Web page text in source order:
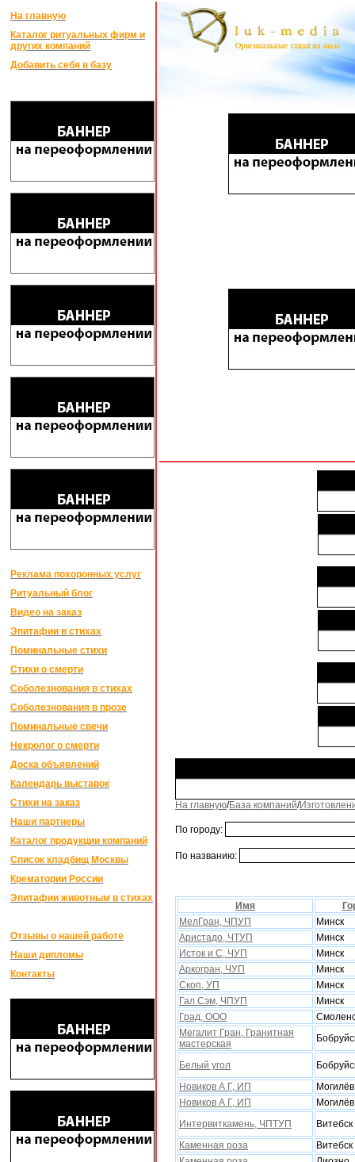
На главную
Каталог ритуальных фирм и
других компаний
Добавить себя в базу
Реклама похоронных услуг
Ритуальный блог
Видео на заказ
Эпитафии в стихах
Поминальные стихи
Стихи о смерти
Соболезнования в стихах
Соболезнования в прозе
Поминальные свечи
Некролог о смерти
Доска объявлений
Календарь выставок
Стихи на заказ
Наши партнеры
Каталог продукции компаний
Список кладбищ Москвы
Крематории России
Эпитафии животным в стихах
Отзывы о нашей работе
Наши дипломы
Контакты
На главную/База компаний/
По городу:
По названию:
Имя
МелГран, ЧПУП
Минск
Аристадо, ЧТУП
Минск
Исток и С, ЧУП
Минск
Аркогран, ЧУП
Минск
Скоп, УП
Минск
Гал Сэм, ЧПУП
Минск
Град, ООО
Мегалит Гран, Гранитная
мастерская
Белый угол
Новиков А Г, ИП
Могилёв
Новиков А Г, ИП
Могилёв
Интервиткамень, ЧПТУП
Витебск
Каменная роза
Витебск